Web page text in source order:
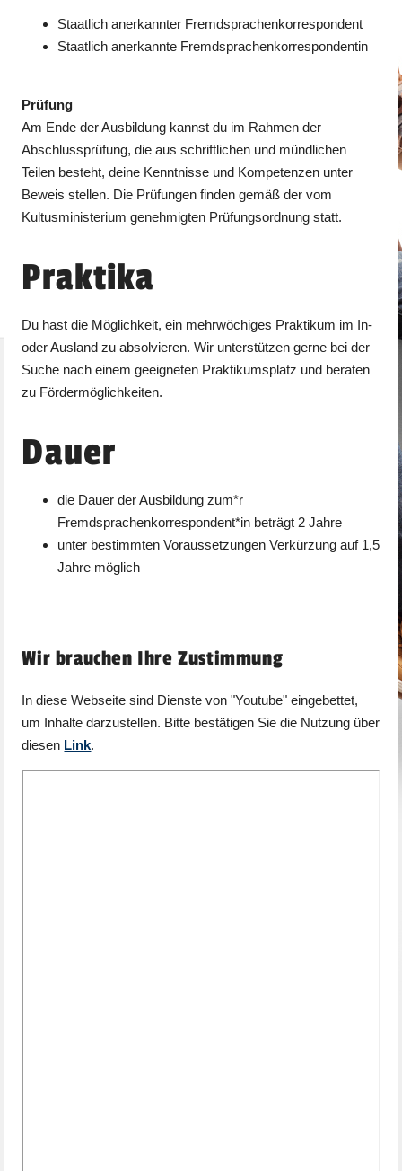
Staatlich anerkannter Fremdsprachenkorrespondent
Staatlich anerkannte Fremdsprachenkorrespondentin
Prüfung
Am Ende der Ausbildung kannst du im Rahmen der
Abschlussprüfung, die aus schriftlichen und mündlichen
Teilen besteht, deine Kenntnisse und Kompetenzen unter
Beweis stellen. Die Prüfungen finden gemäß der vom
Kultusministerium genehmigten Prüfungsordnung statt.
Praktika
Du hast die Möglichkeit, ein mehrwöchiges Praktikum im In-
oder Ausland zu absolvieren. Wir unterstützen gerne bei der
Suche nach einem geeigneten Praktikumsplatz und beraten
zu Fördermöglichkeiten.
Dauer
die Dauer der Ausbildung zum*r
Fremdsprachenkorrespondent*in beträgt 2 Jahre
unter bestimmten Voraussetzungen Verkürzung auf 1,5
Jahre möglich
Wir brauchen Ihre Zustimmung
In diese Webseite sind Dienste von "Youtube" eingebettet,
um Inhalte darzustellen. Bitte bestätigen Sie die Nutzung über
diesen Link.